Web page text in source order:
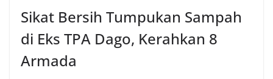
Sikat Bersih Tumpukan Sampah
di Eks TPA Dago, Kerahkan 8
Armada